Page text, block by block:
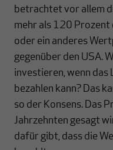
betrachtet vor allem
mehr als 120 Prozent
oder ein anderes
gegenüber den USA.
investieren, wenn das
bezahlen kann? Das
so der Konsens. Das
Jahrzehnten gesagt
dafür gibt, dass die